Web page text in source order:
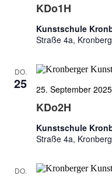
KDo1H
Kunstschule
Straße 4a,
DO.
25
KDo2H
25. September
Kunstschule
Straße 4a,
DO.